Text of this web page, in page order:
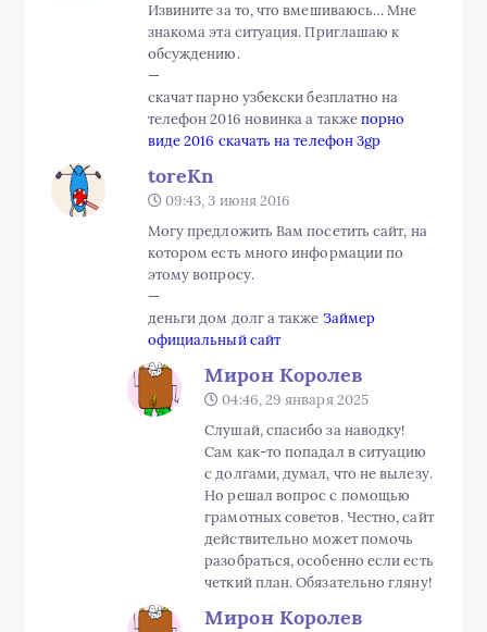
Извините за то, что вмешиваюсь… Мне
знакома эта ситуация. Приглашаю к
обсуждению.
—
скачат парно узбекски безплатно на
телефон 2016 новинка а такжепорно
виде 2016 скачать на телефон 3gp
toreKn
09:43, 3 июня 2016
Могу предложить Вам посетить сайт, на
котором есть много информации по
этому вопросу.
—
деньги дом долг а также Займер
официальный сайт
Мирон Королев
04:46, 29 января 2025
Слушай, спасибо за наводку!
Сам как-то попадал в ситуацию
с долгами, думал, что не вылезу.
Но решал вопрос с помощью
грамотных советов. Честно, сайт
действительно может помочь
разобраться, особенно если есть
четкий план. Обязательно гляну!
Мирон Королев